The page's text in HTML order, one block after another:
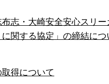
志・大崎安全安心スリ
関する協定」の締結につ
取得について